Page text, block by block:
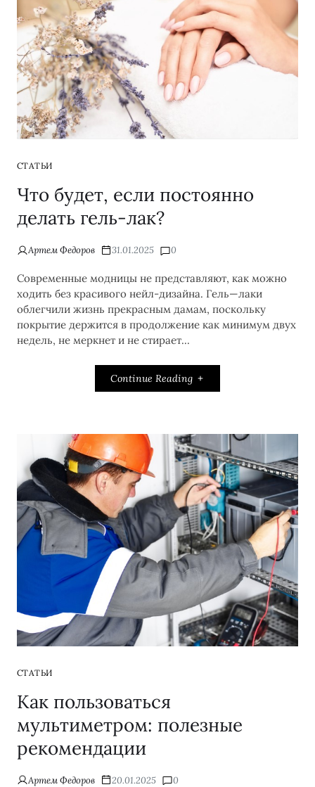
СТАТЬИ
Что будет, если постоянно
делать гель-лак?
Артем Федоров 31.01.2025 0
Современные модницы не представляют, как можно
ходить без красивого нейл-дизайна. Гель—лаки
облегчили жизнь прекрасным дамам, поскольку
покрытие держится в продолжение как минимум двух
недель, не меркнет и не стирает...
Continue Reading
СТАТЬИ
Как пользоваться
мультиметром: полезные
рекомендации
Артем Федоров 20.01.2025 0